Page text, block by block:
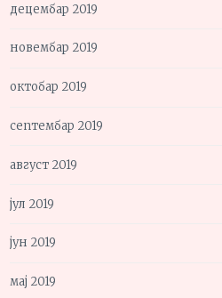
децембар 2019
новембар 2019
октобар 2019
септембар 2019
август 2019
јул 2019
јун 2019
мај 2019